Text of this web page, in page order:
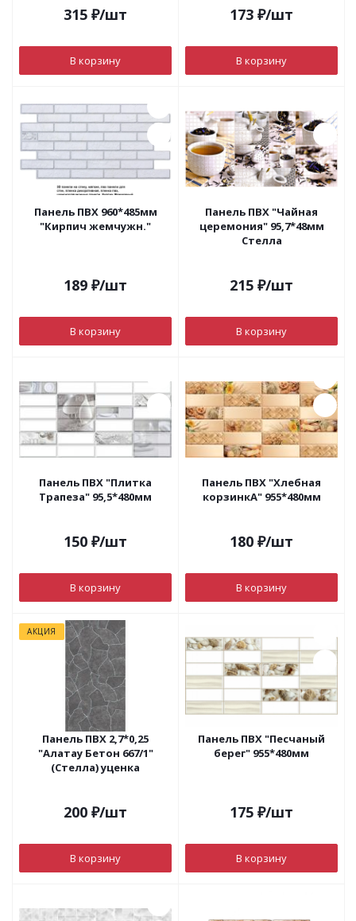
315 ₽/шт
В корзину
173 ₽/шт
В корзину
Панель ПВХ 960*485мм
"Кирпич жемчужн."
189 ₽/шт
В корзину
Панель ПВХ "Чайная
церемония" 95,7*48мм
Стелла
215 ₽/шт
В корзину
Панель ПВХ "Плитка
Трапеза" 95,5*480мм
150 ₽/шт
В корзину
Панель ПВХ "Хлебная
корзинкА" 955*480мм
180 ₽/шт
В корзину
АКЦИЯ
Панель ПВХ 2,7*0,25
"Алатау Бетон 667/1"
(Стелла) уценка
200 ₽/шт
В корзину
Панель ПВХ "Песчаный
берег" 955*480мм
175 ₽/шт
В корзину